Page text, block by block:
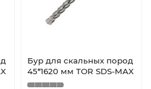
Бур для скальных пород
45*1620 мм TOR SDS-MAX